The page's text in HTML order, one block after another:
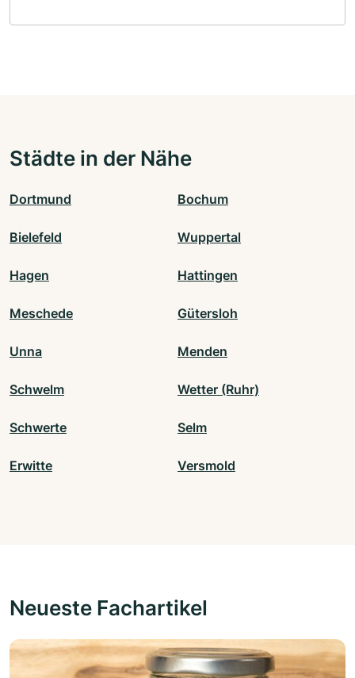
Städte in der Nähe
Dortmund Bochum
Bielefeld Wuppertal
Hagen Hattingen
Meschede Gütersloh
Unna Menden
Schwelm Wetter (Ruhr)
Schwerte Selm
Erwitte Versmold
Neueste Fachartikel